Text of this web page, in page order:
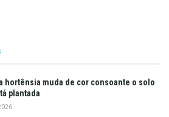
hortênsia muda de cor consoante o solo
plantada